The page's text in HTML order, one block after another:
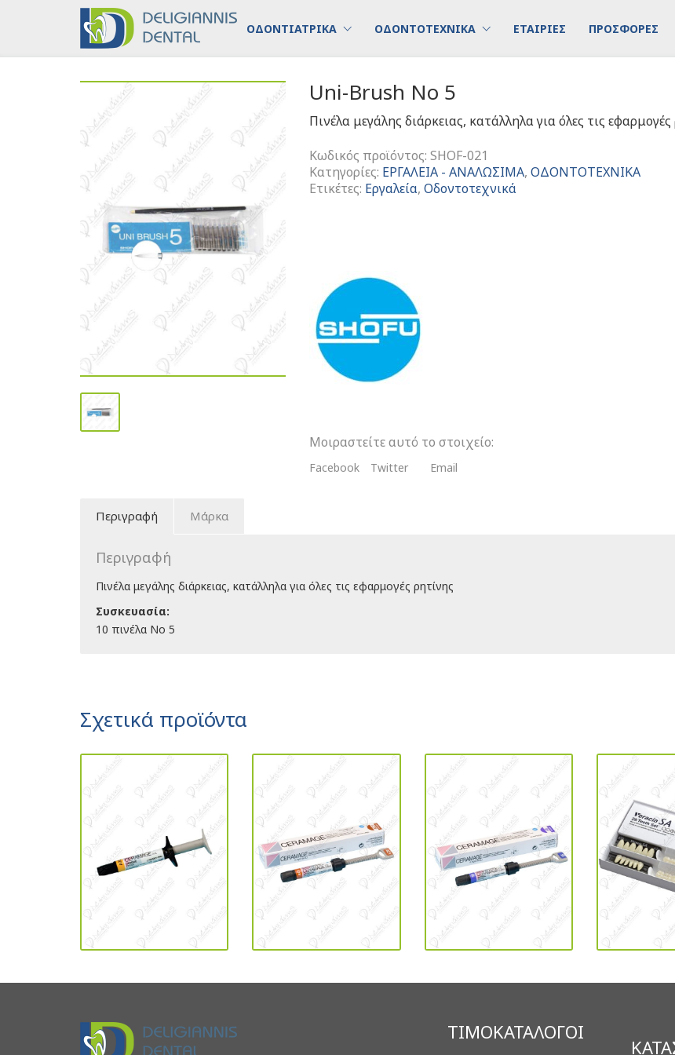
ΟΔΟΝΤΙΑΤΡΙΚΑ ΟΔΟΝΤΟΤΕΧΝΙΚΑ ΕΤΑΙΡΙΕΣ ΠΡΟΣΦΟΡΕΣ
Uni-Brush No 5
Πινέλα μεγάλης διάρκειας, κατάλληλα για όλες τις
Κωδικός προϊόντος:SHOF-021
Κατηγορίες: ΕΡΓΑΛΕΙΑ - ΑΝΑΛΩΣΙΜΑ,ΟΔΟΝΤΟΤΕΧΝΙΚΑ
Ετικέτες: Εργαλεία,Οδοντοτεχνικά
ποσότητα
Μοιραστείτε αυτό το στοιχείο:
Facebook Twitter Email
Περιγραφή Μάρκα
Περιγραφή
Πινέλα μεγάλης διάρκειας, κατάλληλα για όλες τις εφαρμογές ρητίνης
Συσκευασία:
10 πινέλα Νο 5
Σχετικά προϊόντα
ΤΙΜΟΚΑΤΑΛΟΓΟΙ